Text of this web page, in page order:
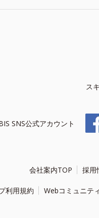
ス
SNS公式アカウント
会社案内TOP 採用
利用規約 Webコミュニテ